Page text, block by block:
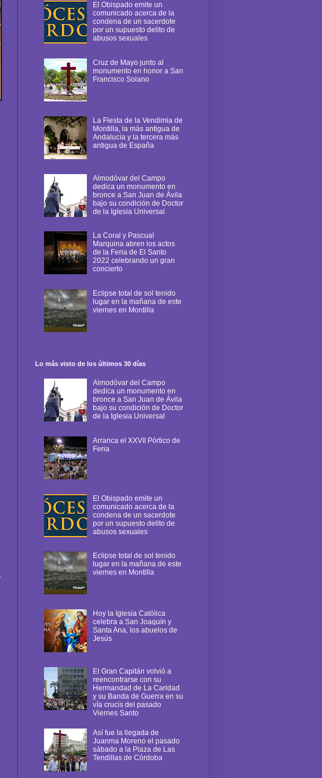
El Obispado emite un
comunicado acerca de la
condena de un sacerdote
por un supuesto delito de
abusos sexuales
Cruz de Mayo junto al
monumento en honor a San
Francisco Solano
La Fiesta de la Vendimia de
Montilla, la más antigua de
Andalucía y la tercera más
antigua de España
Almodóvar del Campo
dedica un monumento en
bronce a San Juan de Ávila
bajo su condición de Doctor
de la Iglesia Universal
La Coral y Pascual
Marquina abren los actos
de la Feria de El Santo
2022 celebrando un gran
concierto
Eclipse total de sol tenido
lugar en la mañana de este
viernes en Montilla
Lo más visto de los últimos 30 días
Almodóvar del Campo
dedica un monumento en
bronce a San Juan de Ávila
bajo su condición de Doctor
de la Iglesia Universal
Arranca el XXVII Pórtico de
Feria
El Obispado emite un
comunicado acerca de la
condena de un sacerdote
por un supuesto delito de
abusos sexuales
Eclipse total de sol tenido
lugar en la mañana de este
viernes en Montilla
Hoy la Iglesia Católica
celebra a San Joaquín y
Santa Ana, los abuelos de
Jesús
El Gran Capitán volvió a
reencontrarse con su
Hermandad de La Caridad
y su Banda de Guerra en su
vía crucis del pasado
Viernes Santo
Así fue la llegada de
Juanma Moreno el pasado
sábado a la Plaza de Las
Tendillas de Córdoba